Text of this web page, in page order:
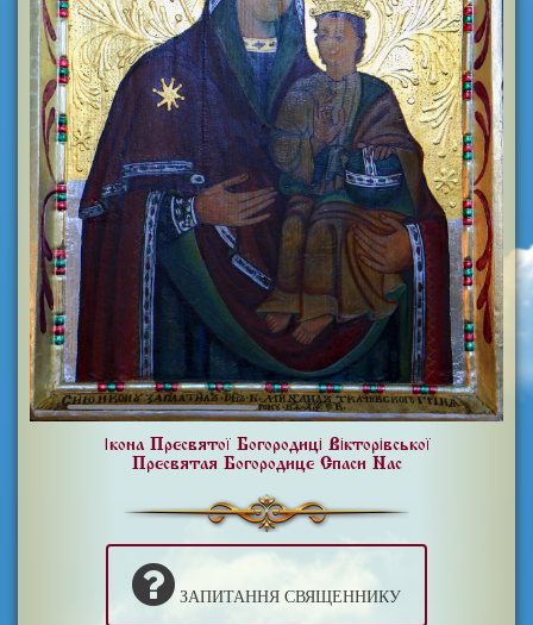
Ікона Пресвятої Богородиці Вікторівської
Пресвятая Богородице Спаси Нас
ЗАПИТАННЯ СВЯЩЕННИКУ